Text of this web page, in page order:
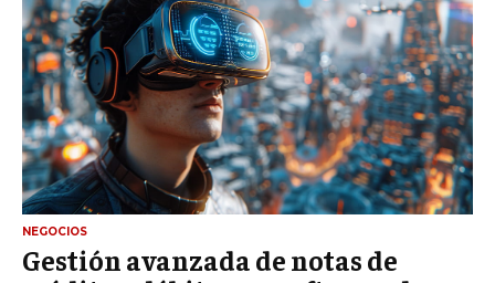
NEGOCIOS
Gestión avanzada de notas de